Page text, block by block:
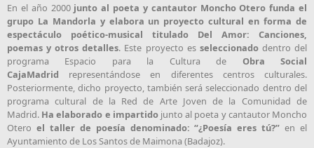
En el año 2000 junto al poeta y cantautor Moncho Otero funda el
grupo La Mandorla y elabora un proyecto cultural en forma de
espectáculo poético-musical titulado Del Amor: Canciones,
poemas y otros detalles. Este proyecto es seleccionado dentro del
programa Espacio para la Cultura de Obra Social
CajaMadrid representándose en diferentes centros culturales.
Posteriormente, dicho proyecto, también será seleccionado dentro del
programa cultural de la Red de Arte Joven de la Comunidad de
Madrid. Ha elaborado e impartido junto al poeta y cantautor Moncho
Otero el taller de poesía denominado: “¿Poesía eres tú?”en el
Ayuntamiento de Los Santos de Maimona (Badajoz).